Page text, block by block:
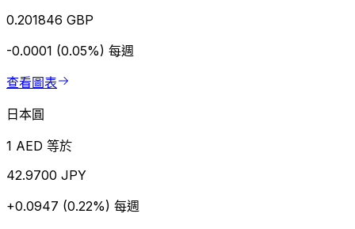
0.201846 GBP
-0.0001 (0.05%) 每週
查看圖表
日本圓
1 AED 等於
42.9700 JPY
+0.0947 (0.22%) 每週